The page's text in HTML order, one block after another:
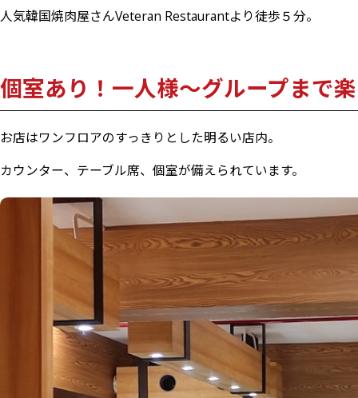
人気韓国焼肉屋さんVeteran Restaurantより徒歩５分。
個室あり！一人様～グループまで
お店はワンフロアのすっきりとした明るい店内。
カウンター、テーブル席、個室が備えられています。